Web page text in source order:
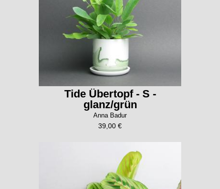
Tide Übertopf - S -
glanz/grün
Anna Badur
39,00 €